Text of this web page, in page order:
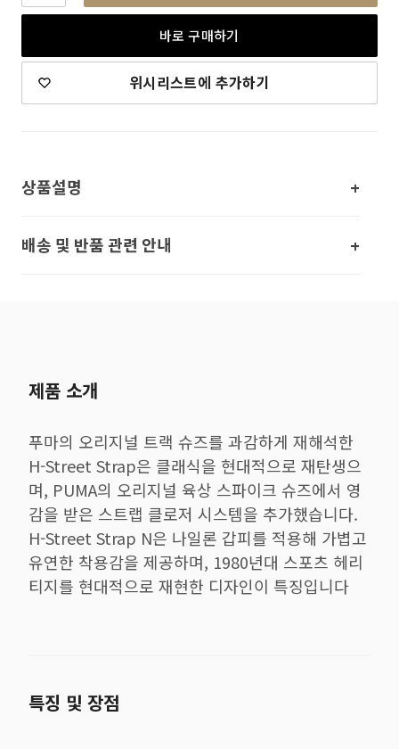
바로 구매하기
위시리스트에 추가하기
상품설명
배송 및 반품 관련 안내
제품 소개
푸마의 오리지널 트랙 슈즈를 과감하게 재해석한
H-Street Strap은 클래식을 현대적으로 재탄생으
며, PUMA의 오리지널 육상 스파이크 슈즈에서 영
감을 받은 스트랩 클로저 시스템을 추가했습니다.
H-Street Strap N은 나일론 갑피를 적용해 가볍고
유연한 착용감을 제공하며, 1980년대 스포츠 헤리
티지를 현대적으로 재현한 디자인이 특징입니다
특징 및 장점